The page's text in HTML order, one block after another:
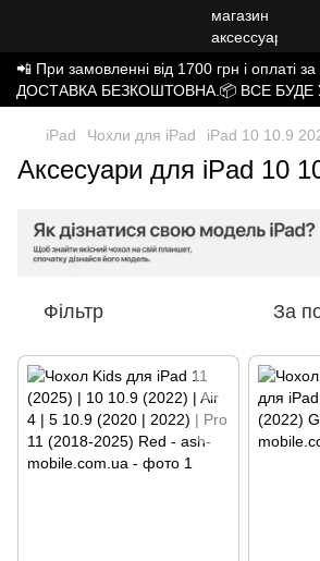
📲 При замовленні від 1700 грн і оплаті
ДОСТАВКА БЕЗКОШТОВНА.📦 ВСЕ БУДЕ
iPad Чохли для iPad iPad 10 10.9
Аксесуари для iPad 10
Фільтр За